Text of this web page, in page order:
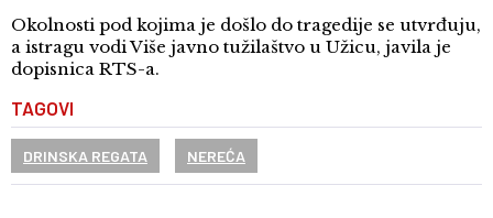
Okolnosti pod kojima je došlo do tragedije se utvrđuju,
a istragu vodi Više javno tužilaštvo u Užicu, javila je
dopisnica RTS-a.
TAGOVI
DRINSKA REGATA NEREĆA